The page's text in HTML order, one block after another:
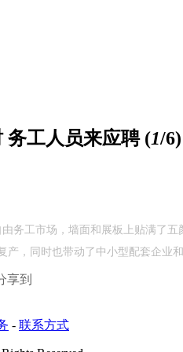
务工人员来应聘(1/6)
工市场，墙面和展板上贴满了五
，同时也带动了中小型配套企
享到
- 联系方式